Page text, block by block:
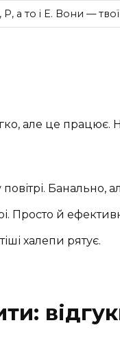
Р, а то і Е. Вони — твої
але це
Банально,
Просто й
халепи рятує.